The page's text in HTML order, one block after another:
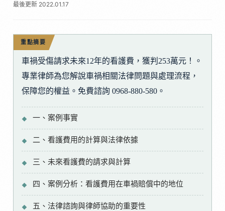
最後更新 2022.01.17
重點摘要
車禍受傷請求未來12年的看護費，獲判253萬元！。
專業律師為您解說車禍相關法律問題與處理流程，
保障您的權益。免費諮詢 0968-880-580。
一、案例事實
二、看護費用的計算與法律依據
三、未來看護費的請求與計算
四、案例分析：看護費用在車禍賠償中的地位
五、法律諮詢與律師協助的重要性